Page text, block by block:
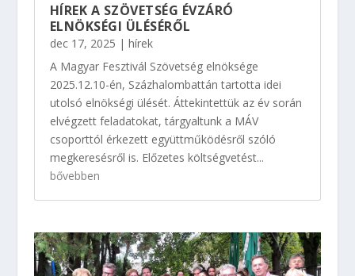
HÍREK A SZÖVETSÉG ÉVZÁRÓ
ELNÖKSÉGI ÜLÉSÉRŐL
dec 17, 2025 | hírek
A Magyar Fesztivál Szövetség elnöksége
2025.12.10-én, Százhalombattán tartotta idei
utolsó elnökségi ülését. Áttekintettük az év során
elvégzett feladatokat, tárgyaltunk a MÁV
csoporttól érkezett együttműködésről szóló
megkeresésről is. Előzetes költségvetést...
bővebben